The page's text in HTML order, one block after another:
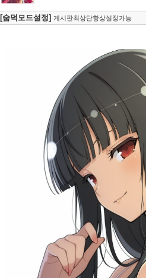
[숨덕모드설정] 게시판최상단항상설정가능